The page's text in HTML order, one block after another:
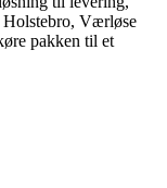
Værløse
pakken til et